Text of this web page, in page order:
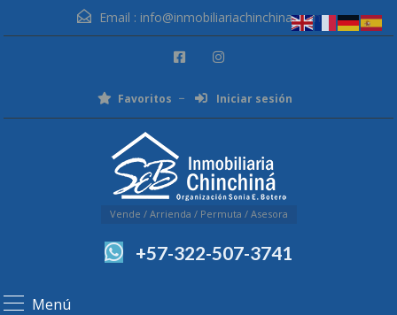
Email : info@inmobiliariachinchina.com
Favoritos Iniciar sesión
Vende / Arrienda / Permuta / Asesora
+57-322-507-3741
Menú